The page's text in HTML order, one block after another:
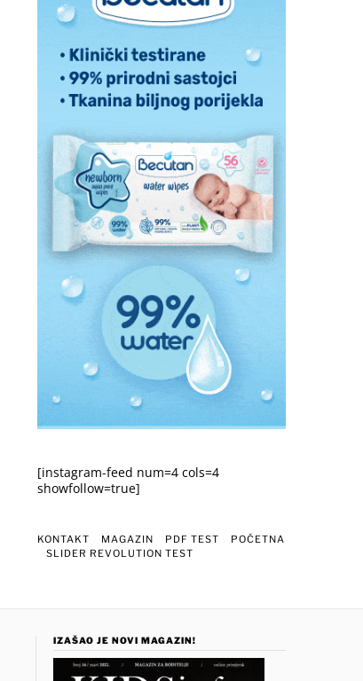
[instagram-feed num=4 cols=4
showfollow=true]
KONTAKT MAGAZIN PDF TEST
POČETNA
SLIDER REVOLUTION TEST
IZAŠAO JE NOVI MAGAZIN!